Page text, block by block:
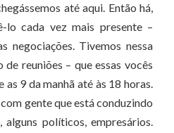
até aqui. Então há,
lo cada vez mais presente –
negociações. Tivemos nessa
reuniões – que essas vocês
9 da manhã até às 18 horas.
gente que está conduzindo
políticos, empresários.